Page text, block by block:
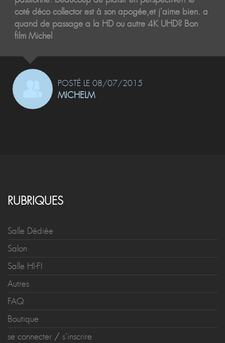
coté déco collector est à son apogée,et j'aime bien. a
quand de passage a la HD ou autre 4K UHD? Bon
film Michel
POSTÉ LE 08/07/2015
MICHELM
RUBRIQUES
Salle Dédiée
Salon
Salle HI-FI
Autres
FAQ
Boutique
se connecter / s'inscrire